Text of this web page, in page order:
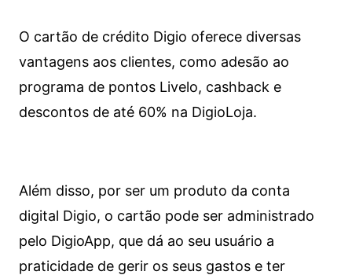
O cartão de crédito Digio oferece diversas
vantagens aos clientes, como adesão ao
programa de pontos Livelo, cashback e
descontos de até 60% na DigioLoja.
Além disso, por ser um produto da conta
digital Digio, o cartão pode ser administrado
pelo DigioApp, que dá ao seu usuário a
praticidade de gerir os seus gastos e ter